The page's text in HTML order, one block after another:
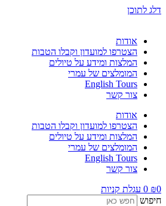
דלג לתוכן
אודות
הצטרפו למועדון וקבלו הטבות
המלצות ומידע על טיולים
המומלצים של עמרי
English Tours
צור קשר
אודות
הצטרפו למועדון וקבלו הטבות
המלצות ומידע על טיולים
המומלצים של עמרי
English Tours
צור קשר
₪
0 עגלת קניות
חיפוש